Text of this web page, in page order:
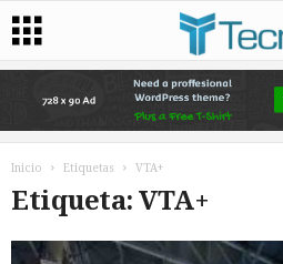
Inicio Etiquetas VTA+
Etiqueta: VTA+